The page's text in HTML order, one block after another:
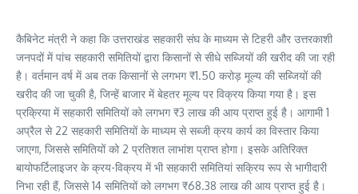
कैबिनेट मंत्री ने कहा कि उत्तराखंड सहकारी संघ के माध्यम से टिहरी और उत्तरकाशी
जनपदों में पांच सहकारी समितियों द्वारा किसानों से सीधे सब्जियों की खरीद की जा रही
है। वर्तमान वर्ष में अब तक किसानों से लगभग ₹1.50 करोड़ मूल्य की सब्जियों की
खरीद की जा चुकी है, जिन्हें बाजार में बेहतर मूल्य पर विक्रय किया गया है। इस
प्रक्रिया में सहकारी समितियों को लगभग ₹3 लाख की आय प्राप्त हुई है। आगामी 1
अप्रैल से 22 सहकारी समितियों के माध्यम से सब्जी क्रय कार्य का विस्तार किया
जाएगा, जिससे समितियों को 2 प्रतिशत लाभांश प्राप्त होगा। इसके अतिरिक्त
बायोफर्टिलाइजर के क्रय-विक्रय में भी सहकारी समितियां सक्रिय रूप से भागीदारी
निभा रही हैं, जिससे 14 समितियों को लगभग ₹68.38 लाख की आय प्राप्त हुई है।